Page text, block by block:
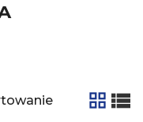
tabela